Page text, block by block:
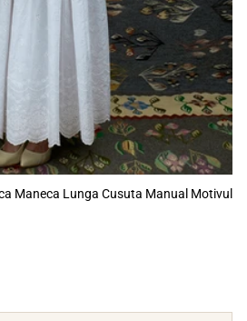
Maneca Lunga Cusuta Manual Motivul